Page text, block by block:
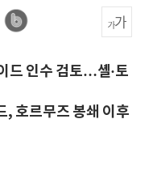
드 인수 검토…셸·토
, 호르무즈 봉쇄 이후